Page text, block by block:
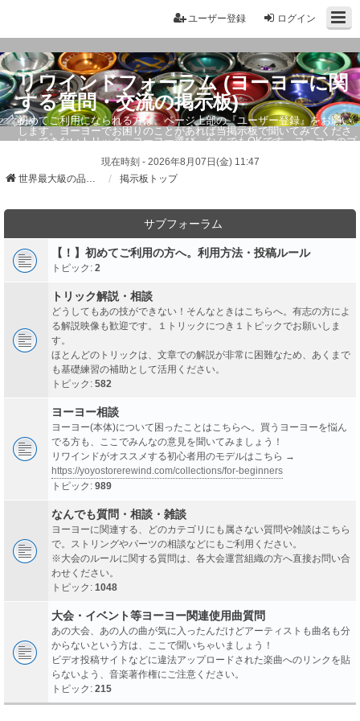
ログイン
ユーザー登録
リワインドフォーラム (ヨーヨーに関
する質問・交流の掲示板)
初めてご利用になられる方は、ページ上部の『ユーザー登録』をお願い
します。ヨーヨーでお困りのことがあれば当掲示板で聞いてみてくださ
い。できないトリック・ヨーヨー選び、なんでもOKです。ヨーヨーのプ
現在時刻 - 2026年8月07日(金) 11:47
世界最大級の品ぞろえ ヨーヨーストア「リワインド」
掲示板トップ
サブフォーラム
【！】初めてご利用の方へ。利用方法・投稿ルール
トピック: 2
トリック解説・相談
どうしてもあの技ができない！そんなときはこちらへ。有志の方によ
る解説映像も歓迎です。１トリックにつき１トピックでお願いしま
す。
ほとんどのトリックは、文章での解説が非常に困難なため、あくまで
も基礎練習の補助として活用ください。
トピック: 582
ヨーヨー相談
ヨーヨー(本体)について困ったことはこちらへ。買うヨーヨーを悩ん
でる方も、ここでみんなの意見を聞いてみましょう！
リワインドがオススメする初心者用のモデルはこちら →
https://yoyostorerewind.com/collections/for-beginners
トピック: 989
なんでも質問・相談・雑談
ヨーヨーに関連する、どのカテゴリにも属さない質問や雑談はこちら
で。ストリングやパーツの相談などにもご利用ください。
※大会のルールに関する質問は、各大会運営組織の方へ直接お問い合
わせください。
トピック: 1048
大会・イベント等ヨーヨー関連使用曲質問
あの大会、あの人の曲が気に入ったんだけどアーティストも曲名も分
からないという方は、ここで聞いちゃいましょう！
ビデオ投稿サイトなどに違法アップロードされた楽曲へのリンクを貼
らないよう、音楽著作権にご注意ください。
トピック: 215